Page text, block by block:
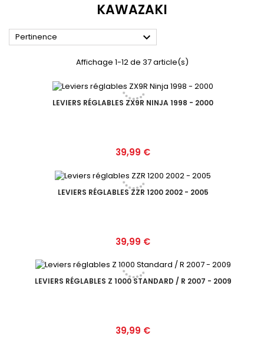
KAWAZAKI
Pertinence 
Affichage 1-12 de 37 article(s)
LEVIERS RÉGLABLES ZX9R NINJA 1998 - 2000
Prix
39,99 €
LEVIERS RÉGLABLES ZZR 1200 2002 - 2005
Prix
39,99 €
LEVIERS RÉGLABLES Z 1000 STANDARD / R 2007 - 2009
Prix
39,99 €